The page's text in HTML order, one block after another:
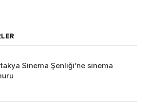
Sinema Şenliği’ne sinema